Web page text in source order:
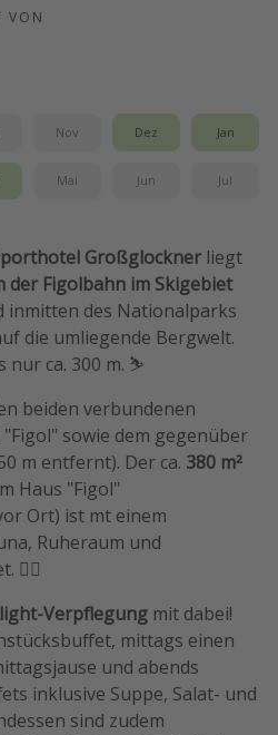
VON
Nov Dez Jan
Mai Jun Jul
Großglockner liegt
der Figolbahn im Skigebiet
inmitten des Nationalparks
die umliegende Bergwelt.
nur ca. 300 m. ⛷️
beiden verbundenen
sowie dem gegenüber
m entfernt). Der ca. 380 m²
Haus "Figol"
Ort) ist mt einem
Ruheraum und
🧖‍♀️
Verpflegung mit dabei!
mittags einen
und abends
inklusive Suppe, Salat- und
sind zudem